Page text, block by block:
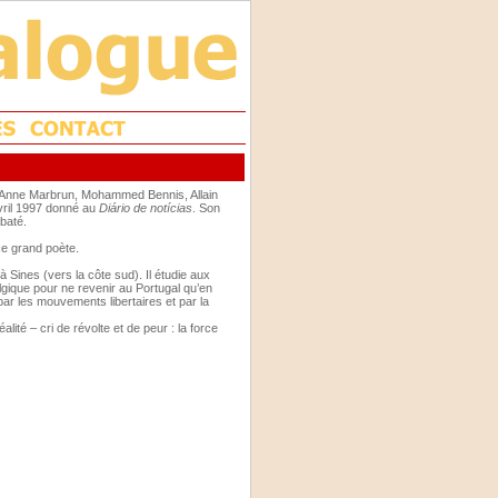
Marbrun, Mohammed Bennis, Allain
1997 donné au Diário de notícias . Son
grand poète.
Sines (vers la côte sud). Il étudie aux
pour ne revenir au Portugal qu’en
les mouvements libertaires et par la
– cri de révolte et de peur : la force